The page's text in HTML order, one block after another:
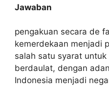
Jawaban
pengakuan secara de
kemerdekaan menjadi
salah satu syarat
berdaulat, dengan
Indonesia menjadi